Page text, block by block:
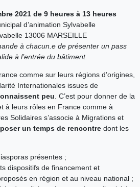
2021 de 9 heures à 13 heures
d’animation Sylvabelle
13006 MARSEILLE
à chacun.e de présenter un pass
à l’entrée du bâtiment.
comme sur leurs régions d’origines,
Internationales issues de
peu . C’est pour donner de la
à leurs rôles en France comme à
Solidaires s’associe à Migrations et
un temps de rencontredont les
présentes ;
dispositifs de financement et
en région et au niveau national ;